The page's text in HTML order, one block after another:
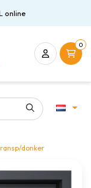
online
0
donker